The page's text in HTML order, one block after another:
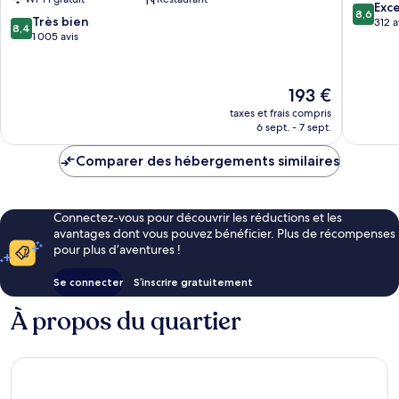
8.4
sur
8,4 Très bien
1 005 avis
Le
nouveau
prix
de
193 €
taxes et frais compris
6 sept. - 7 sept.
8.6
sur
8,6
312
Comparer des hébergements similaires
Connectez-vous pour découvrir les réductions et les
avantages dont vous pouvez bénéficier. Plus de récompenses
pour plus d’aventures !
Se connecter S’inscrire gratuitement
À propos du quartier